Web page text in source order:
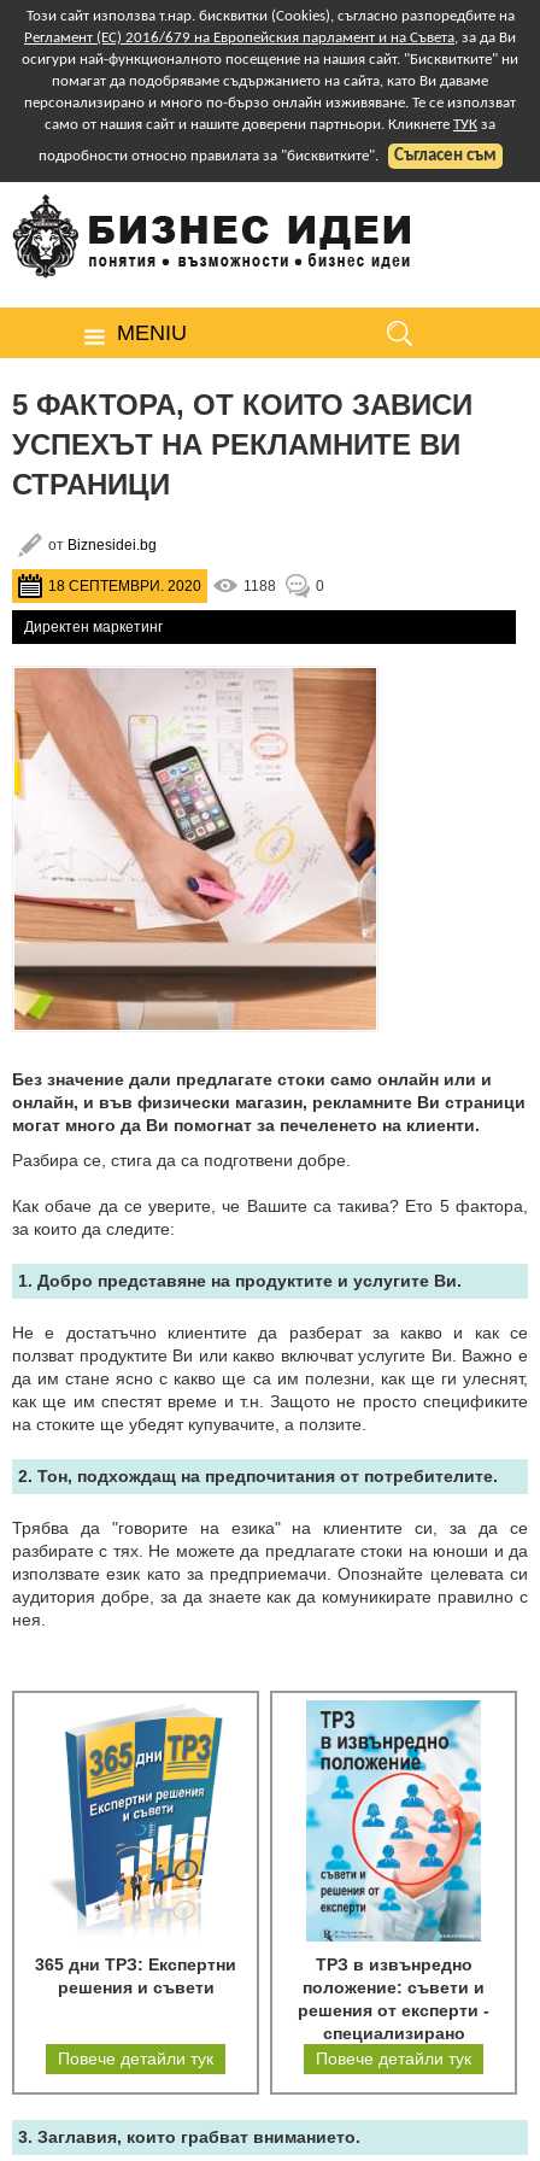
Този сайт използва т.нар. бисквитки (Cookies), съгласно разпоредбите на
Регламент (ЕС) 2016/679 на Европейския парламент и на Съвета, за да Ви
осигури най-функционалното посещение на нашия сайт. "Бисквитките" ни
помагат да подобряваме съдържанието на сайта, като Ви даваме
персонализирано и много по-бързо онлайн изживяване. Те се използват
само от нашия сайт и нашите доверени партньори. Кликнете ТУК за
подробности относно правилата за "бисквитките".
Съгласен съм
MENIU
5 ФАКТОРА, ОТ КОИТО ЗАВИСИ
УСПЕХЪТ НА РЕКЛАМНИТЕ ВИ
СТРАНИЦИ
от Biznesidei.bg
1188 0
18 СЕПТЕМВРИ. 2020
Директен маркетинг
Без значение дали предлагате стоки само онлайн или и
онлайн, и във физически магазин, рекламните Ви страници
могат много да Ви помогнат за печеленето на клиенти.
Разбира се, стига да са подготвени добре.
Как обаче да се уверите, че Вашите са такива? Ето 5 фактора,
за които да следите:
1. Добро представяне на продуктите и услугите Ви.
Не е достатъчно клиентите да разберат за какво и как се
ползват продуктите Ви или какво включват услугите Ви. Важно е
да им стане ясно с какво ще са им полезни, как ще ги улеснят,
как ще им спестят време и т.н. Защото не просто спецификите
на стоките ще убедят купувачите, а ползите.
2. Тон, подхождащ на предпочитания от потребителите.
Трябва да "говорите на езика" на клиентите си, за да се
разбирате с тях. Не можете да предлагате стоки на юноши и да
използвате език като за предприемачи. Опознайте целевата си
аудитория добре, за да знаете как да комуникирате правилно с
нея.
365 дни ТРЗ: Експертни
решения и съвети
Повече детайли тук
ТРЗ в извънредно
положение: съвети и
решения от експерти -
специализирано
електронно издание
Повече детайли тук
3. Заглавия, които грабват вниманието.